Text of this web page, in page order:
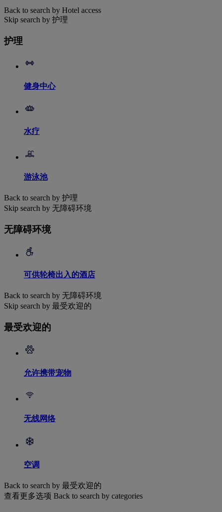
Back to search by Hotel access
Skip search by 护理
护理
健身中心
水疗
游泳池
Back to search by 护理
Skip search by 无障碍环境
无障碍环境
可供轮椅出入的酒店
Back to search by 无障碍环境
Skip search by 最受欢迎的
最受欢迎的
允许携带宠物
无线网络
空调
Back to search by 最受欢迎的
查看更多选项 Back to search by categories